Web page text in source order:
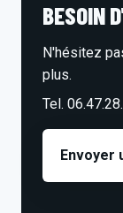
BESOIN
N'hésitez
plus.
Tel.
Envoyer